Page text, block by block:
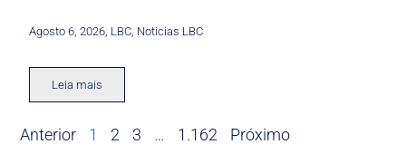
Agosto 6, 2026 LBC Noticias LBC
Leia mais
Anterior 1 2 3 … 1.162 Próximo